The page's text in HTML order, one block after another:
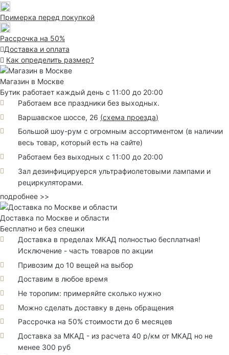
Примерка перед покупкой
Рассрочка на 50%
Доставка и оплата
Как определить размер?
Магазин в Москве
Бутик работает каждый день с 11:00 до 20:00
Работаем все праздники без выходных.
Варшавское шоссе, 26 (схема проезда)
Большой шоу-рум с огромным ассортиментом (в наличии
весь товар, который есть на сайте)
Работаем без выходных с 11:00 до 20:00
Зал дезинфицируерся ультрафиолетовыми лампами и
рециркуляторами.
подробнее >>
Доставка по Москве и области
Бесплатно и без спешки
Доставка в пределах МКАД полностью бесплатная!
Исключение - часть товаров по акции
Привозим до 10 вещей на выбор
Доставим в любое время
Не торопим: примеряйте сколько нужно
Можно сделать доставку в день обращения
Рассрочка на 50% стоимости до 6 месяцев
Доставка за МКАД - из расчета 40 р/км от МКАД но не
менее 300 руб